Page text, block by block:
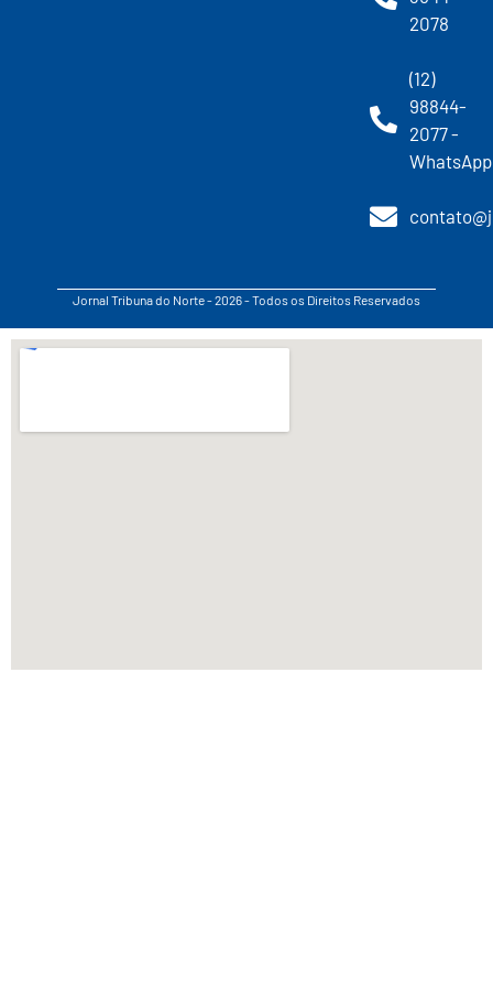
2078
(12)
98844-
2077 -
WhatsApp
Jornal Tribuna do Norte - 2026 - Todos os Direitos Reservados